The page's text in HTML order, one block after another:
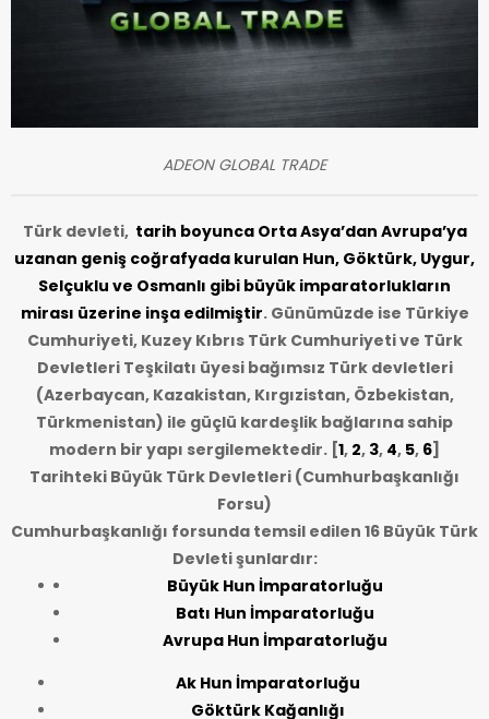
ADEON GLOBAL TRADE
Türk devleti, tarih boyunca Orta Asya’dan Avrupa’ya
uzanan geniş coğrafyada kurulan Hun, Göktürk, Uygur,
Selçuklu ve Osmanlı gibi büyük imparatorlukların
mirası üzerine inşa edilmiştir. Günümüzde ise Türkiye
Cumhuriyeti, Kuzey Kıbrıs Türk Cumhuriyeti ve Türk
Devletleri Teşkilatı üyesi bağımsız Türk devletleri
(Azerbaycan, Kazakistan, Kırgızistan, Özbekistan,
Türkmenistan) ile güçlü kardeşlik bağlarına sahip
modern bir yapı sergilemektedir. [1, 2, 3, 4, 5, 6]
Tarihteki Büyük Türk Devletleri (Cumhurbaşkanlığı
Forsu)
Cumhurbaşkanlığı forsunda temsil edilen 16 Büyük Türk
Devleti şunlardır:
Büyük Hun İmparatorluğu
Batı Hun İmparatorluğu
Avrupa Hun İmparatorluğu
Ak Hun İmparatorluğu
Göktürk Kağanlığı